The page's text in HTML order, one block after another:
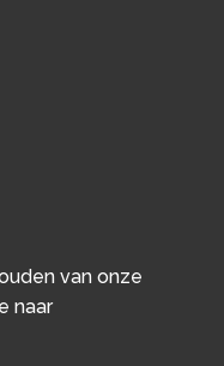
van onze
naar